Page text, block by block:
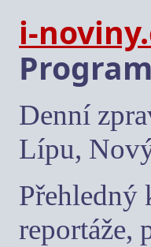
i-
Denní
Lípu,
Přehledný
reportáže,